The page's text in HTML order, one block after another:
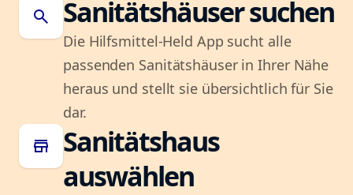
search Sanitätshäuser suchen
Die Hilfsmittel-Held App sucht alle
passenden Sanitätshäuser in Ihrer Nähe
heraus und stellt sie übersichtlich für Sie
dar.
store
Sanitätshaus
auswählen